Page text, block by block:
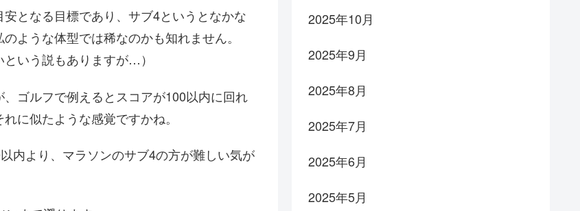
となる目標であり、サブ4というとなかな
ような体型では稀なのかも知れません。
いう説もありますが…）
ゴルフで例えるとスコアが100以内に回れ
に似たような感覚ですかね。
内より、マラソンのサブ4の方が難しい気が
2025年10月
2025年9月
2025年8月
2025年7月
2025年6月
2025年5月